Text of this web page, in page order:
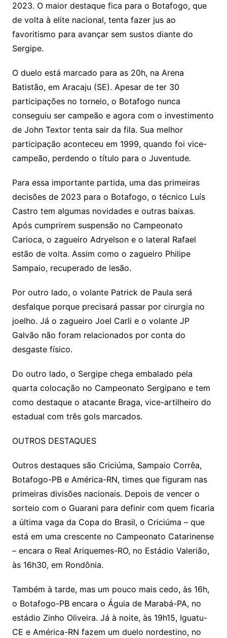
2023. O maior destaque fica para o Botafogo, que
de volta à elite nacional, tenta fazer jus ao
favoritismo para avançar sem sustos diante do
Sergipe.
O duelo está marcado para as 20h, na Arena
Batistão, em Aracaju (SE). Apesar de ter 30
participações no torneio, o Botafogo nunca
conseguiu ser campeão e agora com o investimento
de John Textor tenta sair da fila. Sua melhor
participação aconteceu em 1999, quando foi vice-
campeão, perdendo o título para o Juventude.
Para essa importante partida, uma das primeiras
decisões de 2023 para o Botafogo, o técnico Luís
Castro tem algumas novidades e outras baixas.
Após cumprirem suspensão no Campeonato
Carioca, o zagueiro Adryelson e o lateral Rafael
estão de volta. Assim como o zagueiro Philipe
Sampaio, recuperado de lesão.
Por outro lado, o volante Patrick de Paula será
desfalque porque precisará passar por cirurgia no
joelho. Já o zagueiro Joel Carli e o volante JP
Galvão não foram relacionados por conta do
desgaste físico.
Do outro lado, o Sergipe chega embalado pela
quarta colocação no Campeonato Sergipano e tem
como destaque o atacante Braga, vice-artilheiro do
estadual com três gols marcados.
OUTROS DESTAQUES
Outros destaques são Criciúma, Sampaio Corrêa,
Botafogo-PB e América-RN, times que figuram nas
primeiras divisões nacionais. Depois de vencer o
sorteio com o Guarani para definir com quem ficaria
a última vaga da Copa do Brasil, o Criciúma – que
está em uma crescente no Campeonato Catarinense
– encara o Real Ariquemes-RO, no Estádio Valerião,
às 16h30, em Rondônia.
Também à tarde, mas um pouco mais cedo, às 16h,
o Botafogo-PB encara o Águia de Marabá-PA, no
estádio Zinho Oliveira. Já à noite, às 19h15, Iguatu-
CE e América-RN fazem um duelo nordestino, no